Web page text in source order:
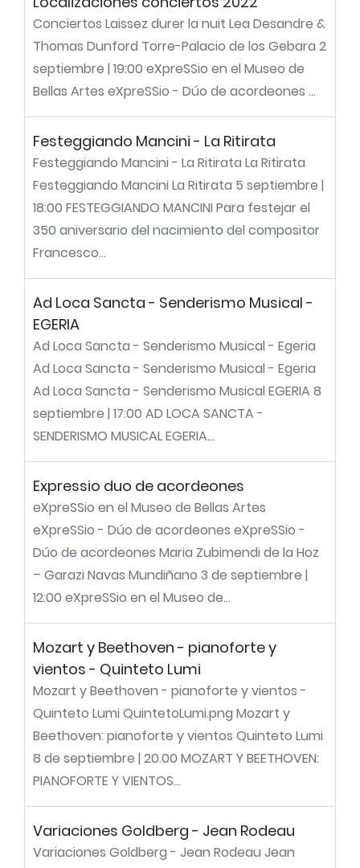
Conciertos Laissez durer la nuit Lea Desandre &
Thomas Dunford Torre-Palacio de los Gebara 2
septiembre | 19:00 eXpreSSio en el Museo de
Bellas Artes eXpreSSio - Dúo de acordeones ...
Festeggiando Mancini - La Ritirata
Festeggiando Mancini - La Ritirata La Ritirata
Festeggiando Mancini La Ritirata 5 septiembre |
18:00 FESTEGGIANDO MANCINI Para festejar el
350 aniversario del nacimiento del compositor
Francesco...
Ad Loca Sancta - Senderismo Musical -
EGERIA
Ad Loca Sancta - Senderismo Musical - Egeria
Ad Loca Sancta - Senderismo Musical - Egeria
Ad Loca Sancta - Senderismo Musical EGERIA 8
septiembre | 17:00 AD LOCA SANCTA -
SENDERISMO MUSICAL EGERIA...
Expressio duo de acordeones
eXpreSSio en el Museo de Bellas Artes
eXpreSSio - Dúo de acordeones eXpreSSio -
Dúo de acordeones Maria Zubimendi de la Hoz
– Garazi Navas Mundiñano 3 de septiembre |
12:00 eXpreSSio en el Museo de...
Mozart y Beethoven - pianoforte y
vientos - Quinteto Lumi
Mozart y Beethoven - pianoforte y vientos -
Quinteto Lumi QuintetoLumi.png Mozart y
Beethoven: pianoforte y vientos Quinteto Lumi
8 de septiembre | 20.00 MOZART Y BEETHOVEN:
PIANOFORTE Y VIENTOS...
Variaciones Goldberg - Jean Rodeau
Variaciones Goldberg - Jean Rodeau Jean